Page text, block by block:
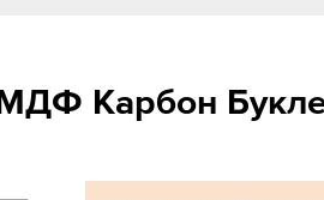
Карбон